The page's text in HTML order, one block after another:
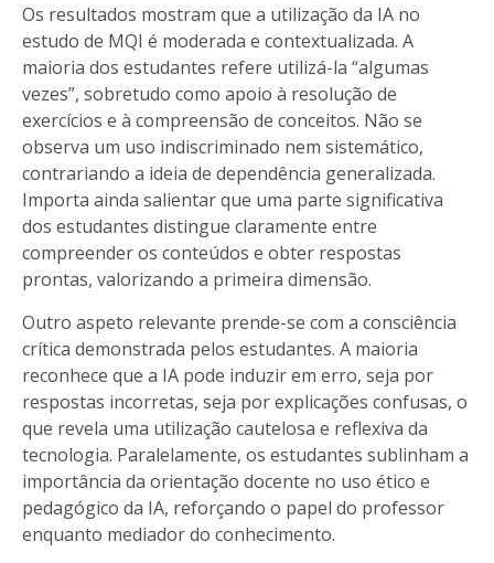
Os resultados mostram que a utilização da IA no
estudo de MQI é moderada e contextualizada. A
maioria dos estudantes refere utilizá-la “algumas
vezes”, sobretudo como apoio à resolução de
exercícios e à compreensão de conceitos. Não se
observa um uso indiscriminado nem sistemático,
contrariando a ideia de dependência generalizada.
Importa ainda salientar que uma parte significativa
dos estudantes distingue claramente entre
compreender os conteúdos e obter respostas
prontas, valorizando a primeira dimensão.
Outro aspeto relevante prende-se com a consciência
crítica demonstrada pelos estudantes. A maioria
reconhece que a IA pode induzir em erro, seja por
respostas incorretas, seja por explicações confusas, o
que revela uma utilização cautelosa e reflexiva da
tecnologia. Paralelamente, os estudantes sublinham a
importância da orientação docente no uso ético e
pedagógico da IA, reforçando o papel do professor
enquanto mediador do conhecimento.